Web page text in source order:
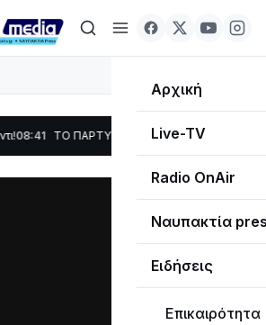
Αρχική
Live-TV
Radio OnAir
Ναυπακτία
Ειδήσεις
Επικαιρότητα
ΤΟ ΠΑΡΤΥ ΣΥΝΕΧΙΖΕΤΑΙ… 19:47 Στο σκοτάδι